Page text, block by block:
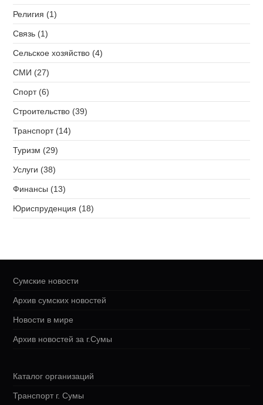
Религия (1)
Связь (1)
Сельское хозяйство (4)
СМИ (27)
Спорт (6)
Строительство (39)
Транспорт (14)
Туризм (29)
Услуги (38)
Финансы (13)
Юриспруденция (18)
Сумские новости
Архив сумских новостей
Новости в мире
Архив новостей за г.Сумы
Каталог организаций
Транспорт г. Сумы